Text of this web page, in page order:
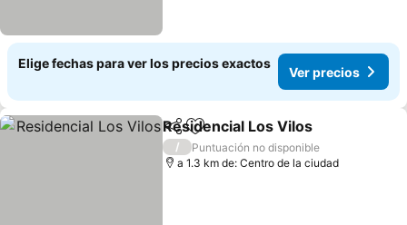
Elige fechas para ver los precios exactos
Ver precios
CompartirAgregar a favoritos
Residencial Los Vilos
/
Puntuación no disponible
a 1.3 km de: Centro de la ciudad